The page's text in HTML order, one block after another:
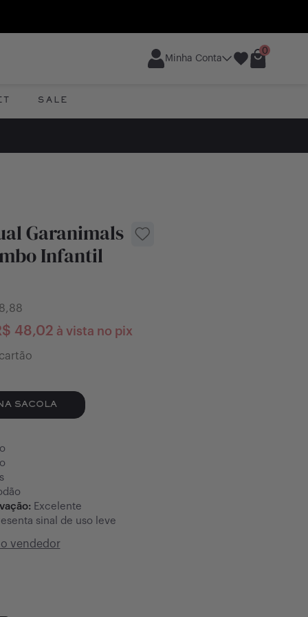
Minha Conta
0
SALE
Garanimals
Infantil
48,02 à vista no pix
SACOLA
Excelente
sinal de uso leve
vendedor